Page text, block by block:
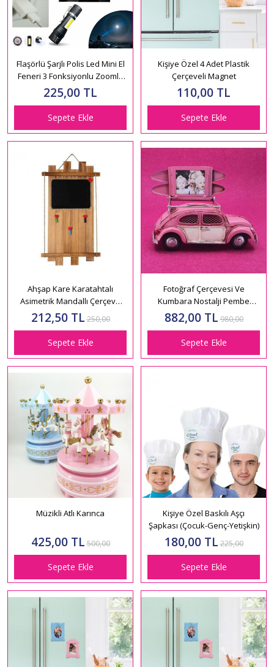
Flaşörlü Şarjlı Polis Led Mini El
Feneri 3 Fonksiyonlu Zoomlu
Mini El Feneri
225,00 TL
Sepete Ekle
Kişiye Özel 4 Adet Plastik
Çerçeveli Magnet
110,00 TL
Sepete Ekle
Ahşap Kare Karatahtalı
Asimetrik Mandallı Çerçeve
23x54
212,50 TL 250,00
Sepete Ekle
Fotoğraf Çerçevesi Ve
Kumbara Nostalji Pembe
VosVos Araba
882,00 TL 980,00
Sepete Ekle
Müzikli Atlı Karınca
425,00 TL 500,00
Sepete Ekle
Kişiye Özel Baskılı Aşçı
Şapkası (Çocuk-Genç-Yetişkin)
180,00 TL 225,00
Sepete Ekle